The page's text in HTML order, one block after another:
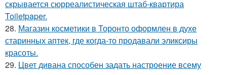
скрывается сюрреалистическая штаб-квартира
Toiletpaper.
28. Магазин косметики в Торонто оформлен в духе
старинных аптек, где когда-то продавали эликсиры
красоты.
29. Цвет дивана способен задать настроение всему